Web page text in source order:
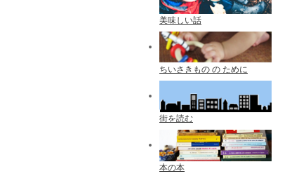
美味しい話
ちいさきもの の ために
街を読む
本の本